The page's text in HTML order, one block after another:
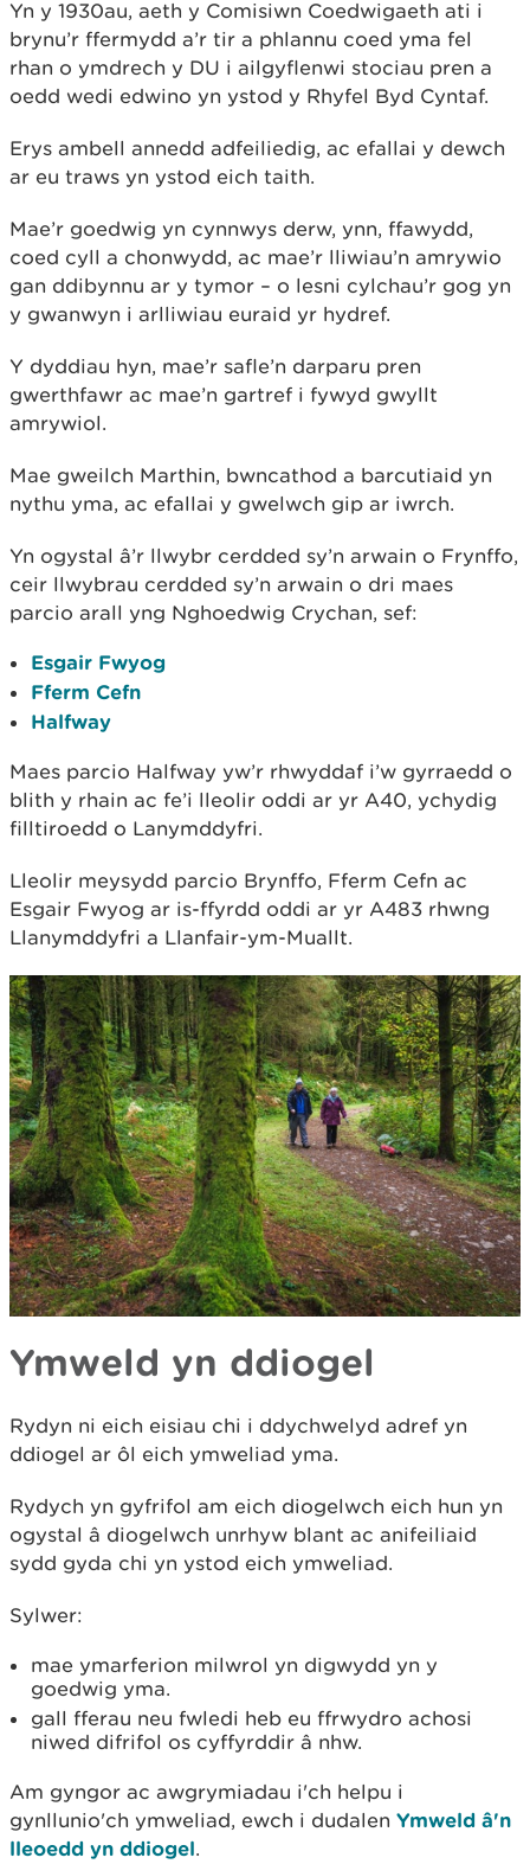
Yn y 1930au, aeth y Comisiwn Coedwigaeth ati i
brynu’r ffermydd a’r tir a phlannu coed yma fel
rhan o ymdrech y DU i ailgyflenwi stociau pren a
oedd wedi edwino yn ystod y Rhyfel Byd Cyntaf.
Erys ambell annedd adfeiliedig, ac efallai y dewch
ar eu traws yn ystod eich taith.
Mae’r goedwig yn cynnwys derw, ynn, ffawydd,
coed cyll a chonwydd, ac mae’r lliwiau’n amrywio
gan ddibynnu ar y tymor – o lesni cylchau’r gog yn
y gwanwyn i arlliwiau euraid yr hydref.
Y dyddiau hyn, mae’r safle’n darparu pren
gwerthfawr ac mae’n gartref i fywyd gwyllt
amrywiol.
Mae gweilch Marthin, bwncathod a barcutiaid yn
nythu yma, ac efallai y gwelwch gip ar iwrch.
Yn ogystal â’r llwybr cerdded sy’n arwain o Frynffo,
ceir llwybrau cerdded sy’n arwain o dri maes
parcio arall yng Nghoedwig Crychan, sef:
Esgair Fwyog
Fferm Cefn
Halfway
Maes parcio Halfway yw’r rhwyddaf i’w gyrraedd o
blith y rhain ac fe’i lleolir oddi ar yr A40, ychydig
filltiroedd o Lanymddyfri.
Lleolir meysydd parcio Brynffo, Fferm Cefn ac
Esgair Fwyog ar is-ffyrdd oddi ar yr A483 rhwng
Llanymddyfri a Llanfair-ym-Muallt.
Ymweld yn ddiogel
Rydyn ni eich eisiau chi i ddychwelyd adref yn
ddiogel ar ôl eich ymweliad yma.
Rydych yn gyfrifol am eich diogelwch eich hun yn
ogystal â diogelwch unrhyw blant ac anifeiliaid
sydd gyda chi yn ystod eich ymweliad.
Sylwer:
mae ymarferion milwrol yn digwydd yn y
goedwig yma.
gall fferau neu fwledi heb eu ffrwydro achosi
niwed difrifol os cyffyrddir â nhw.
Am gyngor ac awgrymiadau i'ch helpu i
gynllunio'ch ymweliad, ewch i dudalen Ymweld â'n
lleoedd yn ddiogel.